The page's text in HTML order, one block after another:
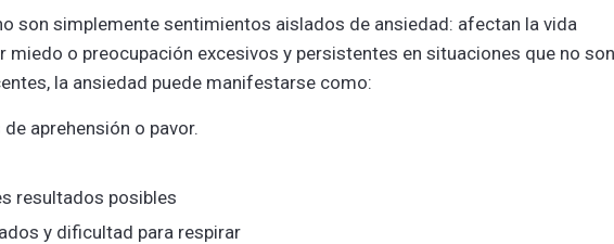
son simplemente sentimientos aislados de ansiedad: afectan la vida
miedo o preocupación excesivos y persistentes en situaciones que no son
la ansiedad puede manifestarse como:
aprehensión o pavor.
resultados posibles
y dificultad para respirar